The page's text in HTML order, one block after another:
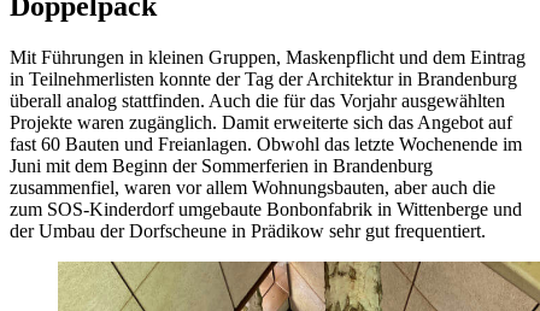
Mit Führungen in kleinen Gruppen, Maskenpflicht und dem Eintrag
in Teilnehmerlisten konnte der Tag der Architektur in Brandenburg
überall analog stattfinden. Auch die für das Vorjahr ausgewählten
Projekte waren zugänglich. Damit erweiterte sich das Angebot auf
fast 60 Bauten und Freianlagen. Obwohl das letzte Wochenende im
Juni mit dem Beginn der Sommerferien in Brandenburg
zusammenfiel, waren vor allem Wohnungsbauten, aber auch die
zum SOS-Kinderdorf umgebaute Bonbonfabrik in Wittenberge und
der Umbau der Dorfscheune in Prädikow sehr gut frequentiert.